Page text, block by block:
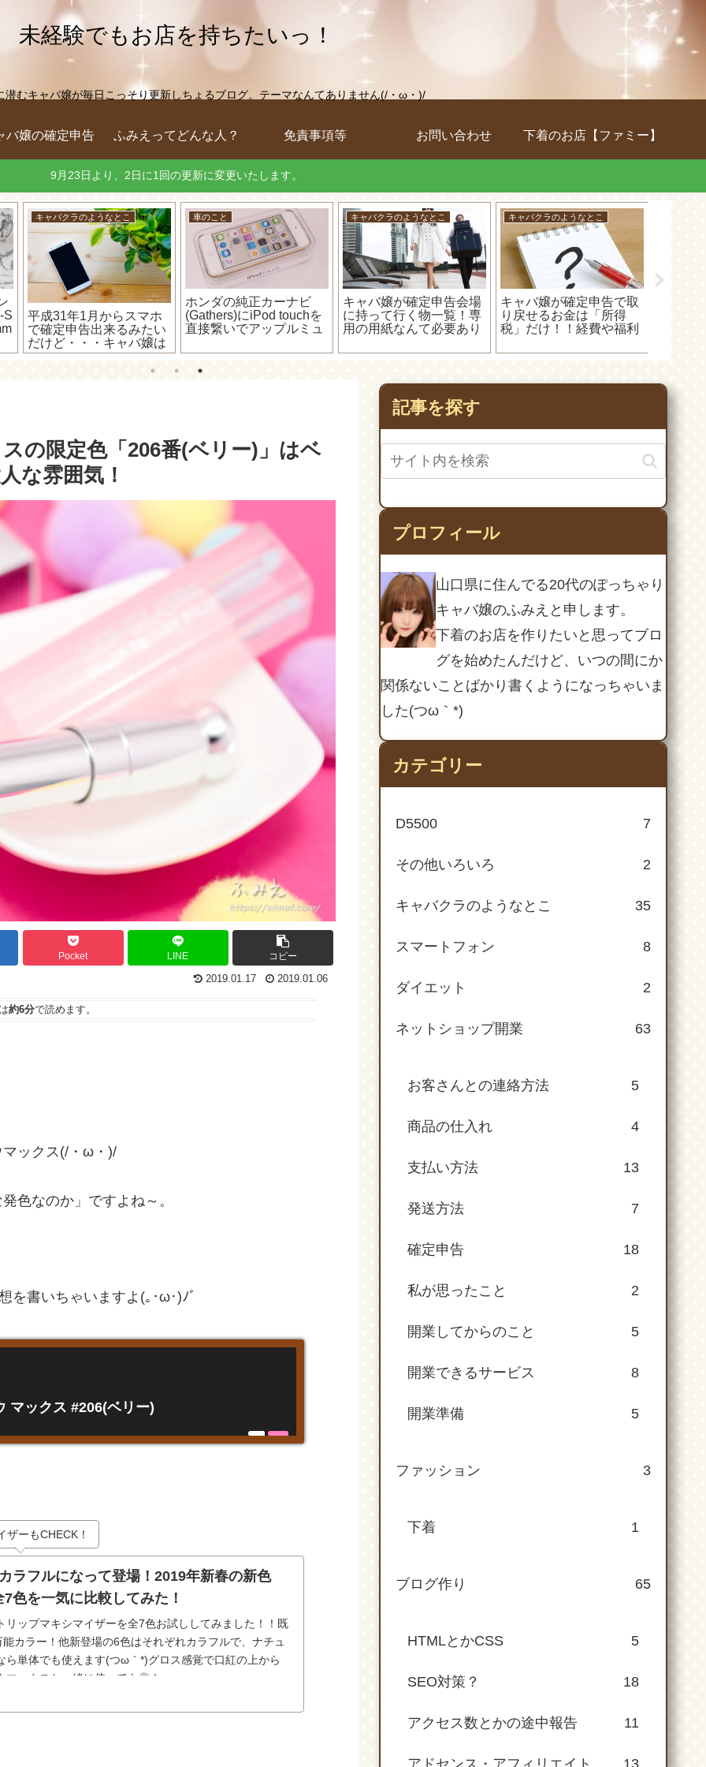
未経験でもお店を持ちたいっ！
潜むキャバ嬢が毎日こっそり更新しちょるブログ。テーマなんてありません(/・ω・)/
バ嬢の確定申告 ふみえってどんな人？ 免責事項等 お問い合わせ 下着のお店【ファミー】
9月23日より、2日に1回の更新に変更いたします。
ラ
キャバクラのようなとこ
キャバ嬢でも青色申告の
メリットを受けることが
出来るの？白色申告と比
較してみた！
車のこと
え！？人身事故にしない
まま通院しても保険で治
療費を払ってもらえる
車のこと
交通事故で5回以上通院
すれば10万円がもらえ
る！？「障害一時費用保
通院してももらえたよ！
キャバクラのようなとこ
キャバ嬢だって扶養に入
れるよ～！だけどキャバ
嬢に103万円の壁は適用
の限定色「206番(ベリー)」はベ
な雰囲気！
Pocket LINE コピー
2019.01.17 2019.01.06
約6分で読めます。
マックス(/・ω・)/
色なのか」ですよね～。
を書いちゃいますよ(｡･ω･)ﾉﾞ
マックス #206(ベリー)
ザーもCHECK！
ラフルになって登場！2019年新春の新色
色を一気に比較してみた！
リップマキシマイザーを全7色お試ししてみました！！既
カラー！他新登場の6色はそれぞれカラフルで、ナチュ
ら単体でも使えます(つω｀*)グロス感覚で口紅の上から
マックスと一緒に使っても◎！
記事を探す
プロフィール
山口県に住んでる20代のぽっちゃり
キャバ嬢のふみえと申します。
下着のお店を作りたいと思ってブロ
グを始めたんだけど、いつの間にか
関係ないことばかり書くようになっちゃいま
した(つω｀*)
カテゴリー
D5500 7
その他いろいろ 2
キャバクラのようなとこ 35
スマートフォン 8
ダイエット 2
ネットショップ開業 63
お客さんとの連絡方法 5
商品の仕入れ 4
支払い方法 13
発送方法 7
確定申告 18
私が思ったこと 2
開業してからのこと 5
開業できるサービス 8
開業準備 5
ファッション 3
下着 1
ブログ作り 65
HTMLとかCSS 5
SEO対策？ 18
アクセス数とかの途中報告 11